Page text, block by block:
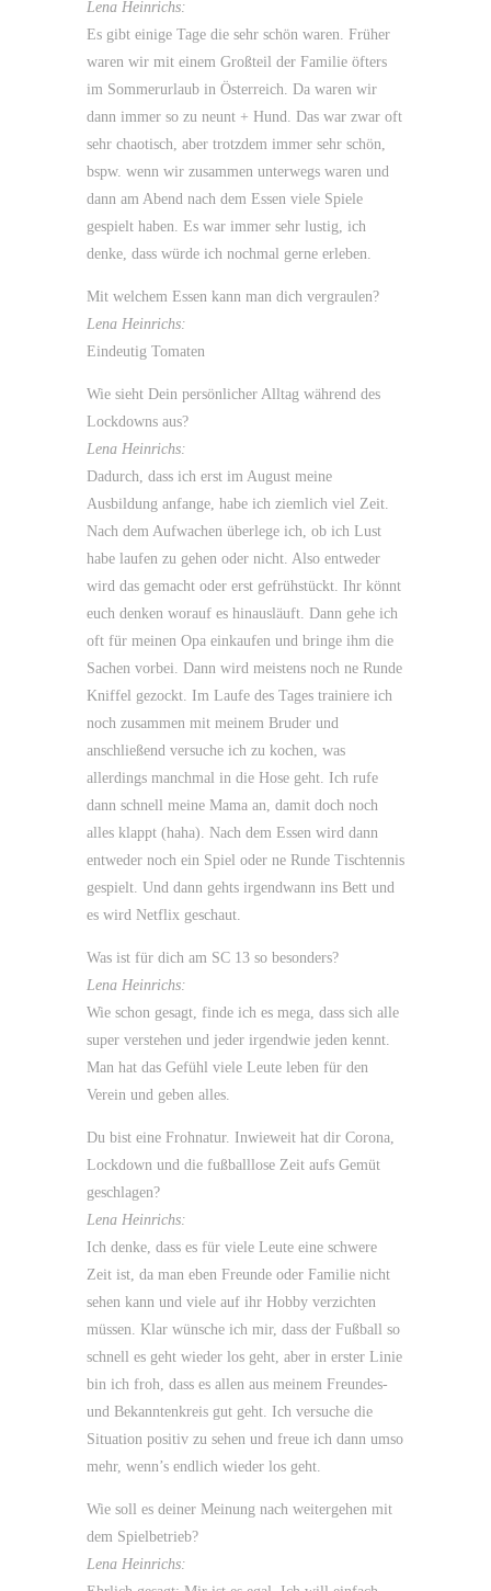
Lena Heinrichs:
Es gibt einige Tage die sehr schön waren. Früher
waren wir mit einem Großteil der Familie öfters
im Sommerurlaub in Österreich. Da waren wir
dann immer so zu neunt + Hund. Das war zwar oft
sehr chaotisch, aber trotzdem immer sehr schön,
bspw. wenn wir zusammen unterwegs waren und
dann am Abend nach dem Essen viele Spiele
gespielt haben. Es war immer sehr lustig, ich
denke, dass würde ich nochmal gerne erleben.
Mit welchem Essen kann man dich vergraulen?
Lena Heinrichs:
Eindeutig Tomaten
Wie sieht Dein persönlicher Alltag während des
Lockdowns aus?
Lena Heinrichs:
Dadurch, dass ich erst im August meine
Ausbildung anfange, habe ich ziemlich viel Zeit.
Nach dem Aufwachen überlege ich, ob ich Lust
habe laufen zu gehen oder nicht. Also entweder
wird das gemacht oder erst gefrühstückt. Ihr könnt
euch denken worauf es hinausläuft. Dann gehe ich
oft für meinen Opa einkaufen und bringe ihm die
Sachen vorbei. Dann wird meistens noch ne Runde
Kniffel gezockt. Im Laufe des Tages trainiere ich
noch zusammen mit meinem Bruder und
anschließend versuche ich zu kochen, was
allerdings manchmal in die Hose geht. Ich rufe
dann schnell meine Mama an, damit doch noch
alles klappt (haha). Nach dem Essen wird dann
entweder noch ein Spiel oder ne Runde Tischtennis
gespielt. Und dann gehts irgendwann ins Bett und
es wird Netflix geschaut.
Was ist für dich am SC 13 so besonders?
Lena Heinrichs:
Wie schon gesagt, finde ich es mega, dass sich alle
super verstehen und jeder irgendwie jeden kennt.
Man hat das Gefühl viele Leute leben für den
Verein und geben alles.
Du bist eine Frohnatur. Inwieweit hat dir Corona,
Lockdown und die fußballlose Zeit aufs Gemüt
geschlagen?
Lena Heinrichs:
Ich denke, dass es für viele Leute eine schwere
Zeit ist, da man eben Freunde oder Familie nicht
sehen kann und viele auf ihr Hobby verzichten
müssen. Klar wünsche ich mir, dass der Fußball so
schnell es geht wieder los geht, aber in erster Linie
bin ich froh, dass es allen aus meinem Freundes-
und Bekanntenkreis gut geht. Ich versuche die
Situation positiv zu sehen und freue ich dann umso
mehr, wenn’s endlich wieder los geht.
Wie soll es deiner Meinung nach weitergehen mit
dem Spielbetrieb?
Lena Heinrichs: